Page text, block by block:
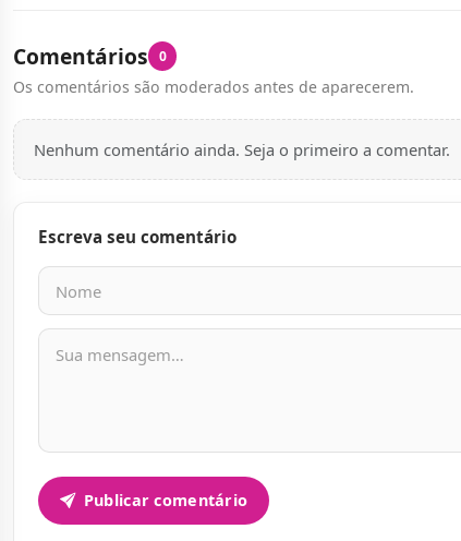
Comentários 0
Os comentários são moderados antes de aparecerem.
Nenhum comentário ainda. Seja o primeiro a comentar.
Escreva seu comentário
Nome
E-mail
Mensagem
Publicar comentário